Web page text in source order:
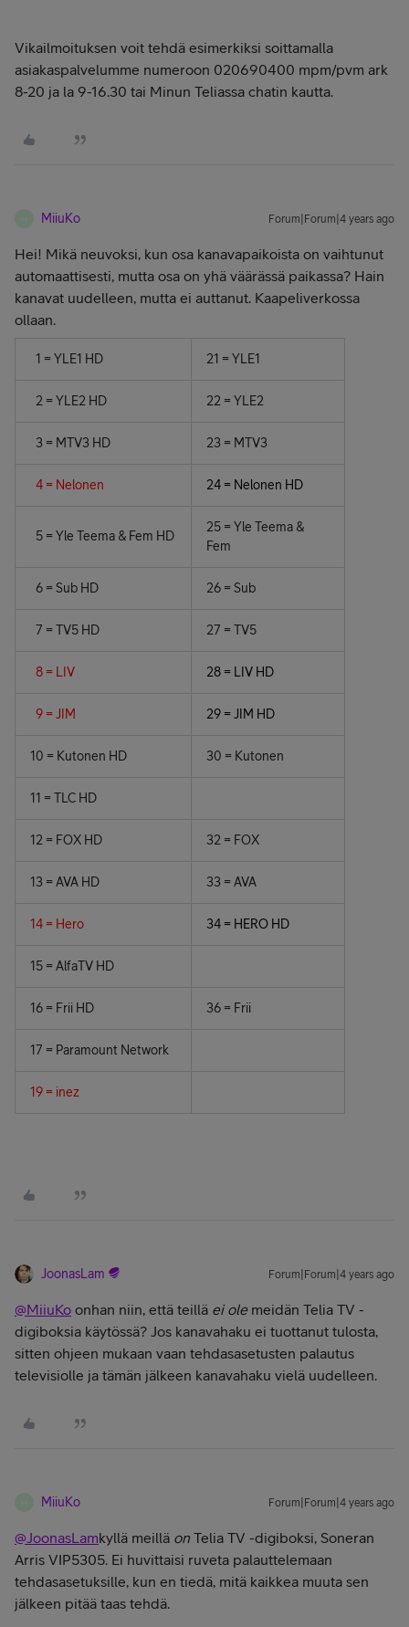
Vikailmoituksen voit tehdä esimerkiksi soittamalla
asiakaspalvelumme numeroon 020690400 mpm/pvm ark
8-20 ja la 9-16.30 tai Minun Teliassa chatin kautta.
MiiuKo Forum|Forum|4 years ago
Hei! Mikä neuvoksi, kun osa kanavapaikoista on vaihtunut
automaattisesti, mutta osa on yhä väärässä paikassa? Hain
kanavat uudelleen, mutta ei auttanut. Kaapeliverkossa
ollaan.
1 = YLE1 HD 21 = YLE1
2 = YLE2 HD 22 = YLE2
3 = MTV3 HD 23 = MTV3
4 = Nelonen 24 = Nelonen HD
5 = Yle Teema & Fem HD
25 = Yle Teema &
Fem
6 = Sub HD 26 = Sub
7 = TV5 HD 27 = TV5
8 = LIV 28 = LIV HD
9 = JIM 29 = JIM HD
10 = Kutonen HD 30 = Kutonen
11 = TLC HD
12 = FOX HD 32 = FOX
13 = AVA HD 33 = AVA
14 = Hero 34 = HERO HD
15 = AlfaTV HD
16 = Frii HD 36 = Frii
17 = Paramount Network
19 = inez
JoonasLam Forum|Forum|4 years ago
@MiiuKo onhan niin, että teillä ei olemeidän Telia TV -
digiboksia käytössä? Jos kanavahaku ei tuottanut tulosta,
sitten ohjeen mukaan vaan tehdasasetusten palautus
televisiolle ja tämän jälkeen kanavahaku vielä uudelleen.
MiiuKo Forum|Forum|4 years ago
@JoonasLamkyllä meillä onTelia TV -digiboksi, Soneran
Arris VIP5305. Ei huvittaisi ruveta palauttelemaan
tehdasasetuksille, kun en tiedä, mitä kaikkea muuta sen
jälkeen pitää taas tehdä.